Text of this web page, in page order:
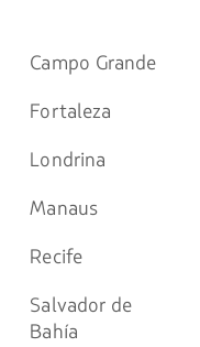
Campo Grande
Fortaleza
Londrina
Manaus
Recife
Salvador de
Bahía